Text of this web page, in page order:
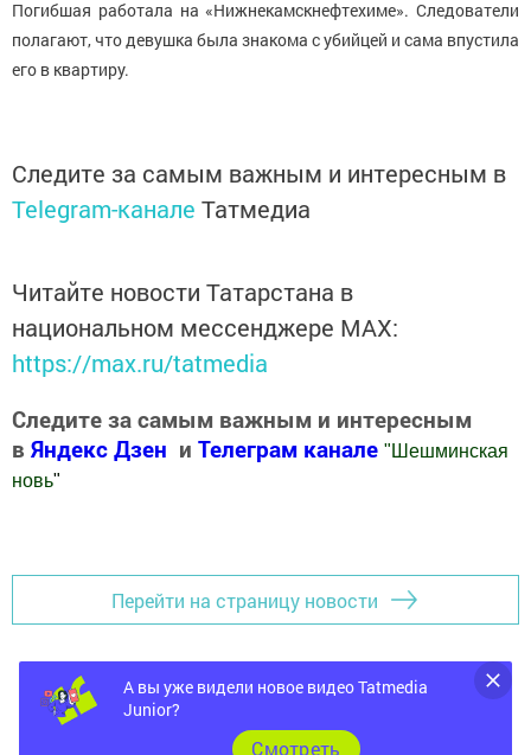
Погибшая работала на «Нижнекамскнефтехиме». Следователи
полагают, что девушка была знакома с убийцей и сама впустила
его в квартиру.
Следите за самым важным и интересным в
Telegram-канале Татмедиа
Читайте новости Татарстана в
национальном мессенджере MАХ:
https://max.ru/tatmedia
Следите за самым важным и интересным
в Яндекс Дзен и Телеграм канале " Шешминская
новь"
Перейти на страницу новости
А вы уже видели новое видео Tatmedia
Junior?
Cмотреть